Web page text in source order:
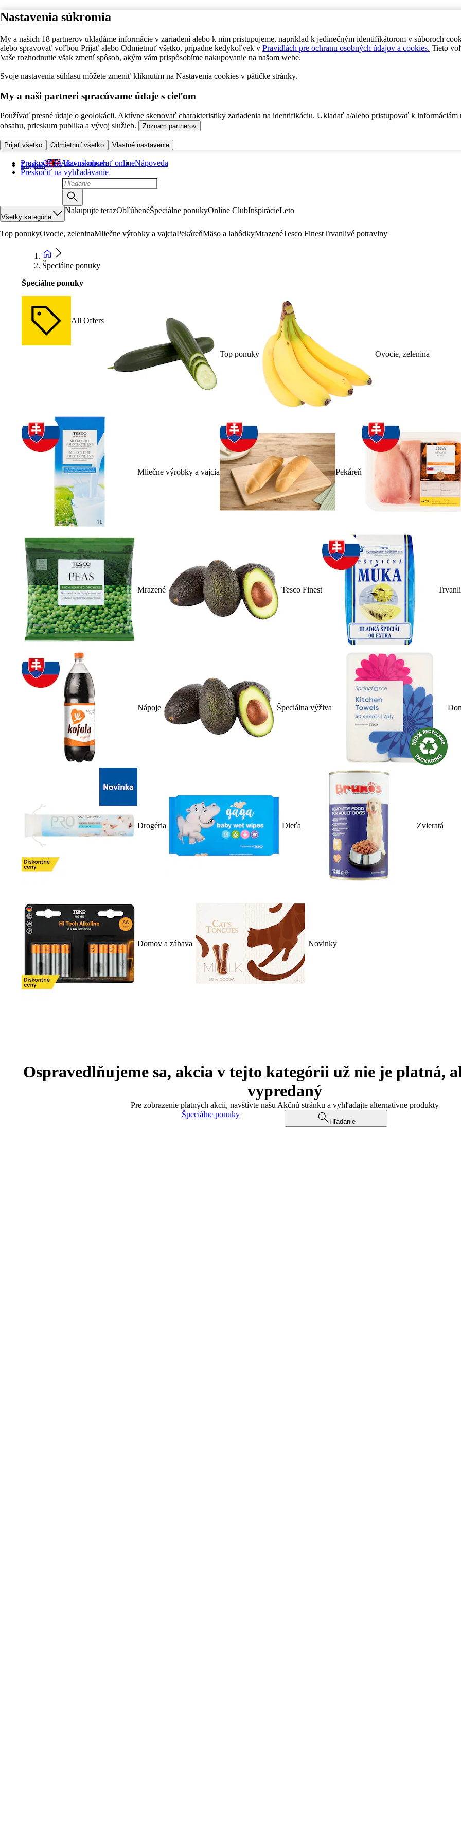
Nastavenia súkromia
My a našich 18 partnerov ukladáme informácie v zariadení alebo k nim pristupujeme, napríklad k jedinečným identifikátorom v súboroch
alebo spravovať voľbou Prijať alebo Odmietnuť všetko, prípadne kedykoľvek v Pravidlách pre ochranu osobných údajov a cookies. Tieto
Vaše rozhodnutie však zmení spôsob, akým vám prispôsobíme nakupovanie na našom webe.
Svoje nastavenia súhlasu môžete zmeniť kliknutím na Nastavenia cookies v pätičke stránky.
My a naši partneri spracúvame údaje s cieľom
Používať presné údaje o geolokácii. Aktívne skenovať charakteristiky zariadenia na identifikáciu. Ukladať a/alebo pristupovať k informáciám
obsahu, prieskum publika a vývoj služieb.
Zoznam partnerov
Prijať všetko Odmietnuť všetko Vlastné nastavenie
Preskočiť na hlavný obsah
Preskočiť na vyhľadávanie
English Ako nakupovať onlineNápoveda
Všetky kategórie
Nakupujte terazObľúbenéŠpeciálne ponukyOnline ClubInšpirácieLeto
Top ponukyOvocie, zeleninaMliečne výrobky a vajciaPekáreňMäso a lahôdkyMrazenéTesco FinestTrvanlivé potraviny
Špeciálne ponuky
Špeciálne ponuky
All Offers
Top ponuky Ovocie, zelenina
Mliečne výrobky a vajcia Pekáreň
Mrazené Tesco Finest
Nápoje Špeciálna výživa
Drogéria Dieťa Zvieratá
Domov a zábava Novinky
Ospravedlňujeme sa, akcia v tejto kategórii už nie je platná,
vypredaný
Pre zobrazenie platných akcií, navštívte našu Akčnú stránku a vyhľadajte alternatívne produkty
Špeciálne ponuky
Hľadanie